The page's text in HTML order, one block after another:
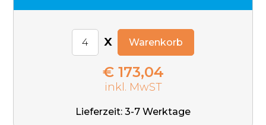
x Warenkorb
€ 173,04
inkl. MwST
Lieferzeit: 3-7 Werktage